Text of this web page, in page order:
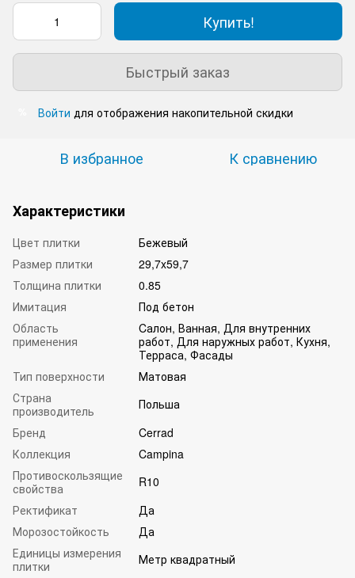
Купить!
Быстрый заказ
Войти для отображения накопительной скидки
В избранное К сравнению
Характеристики
Цвет плитки
Бежевый
Размер плитки
29,7x59,7
Толщина плитки
0.85
Имитация
Под бетон
Область
применения
Cалон, Ванная, Для внутренних
работ, Для наружных работ, Кухня,
Терраса, Фасады
Тип поверхности
Матовая
Страна
производитель
Польша
Бренд
Cerrad
Коллекция
Campina
Противоскользящие
свойства
R10
Ректификат
Да
Морозостойкость
Да
Единицы измерения
плитки
Метр квадратный